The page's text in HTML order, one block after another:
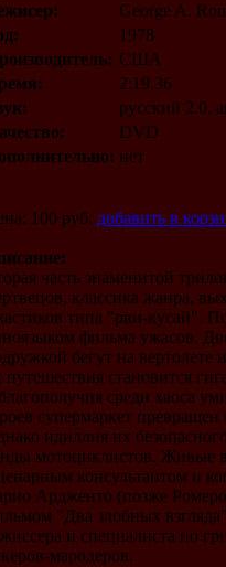
George A.
1978
США
2:19.36
русский 2.0,
DVD
нет
100 руб. добавить в
часть знаменитой
классика жанра,
типа "рви-кусай".
фильма ужасов.
бегут на
путешествия становится
среди хаоса
супермаркет
идиллия их
мотоциклистов. Живые
консультантом и
Ардженто (позже
"Два злобных
и специалиста по
мародеров.